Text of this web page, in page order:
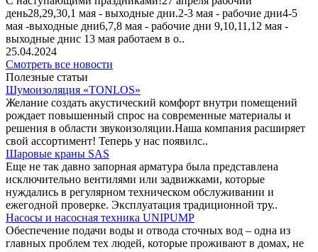
день28,29,30,1 мая - выходные дни.2-3 мая - рабочие дни4-5
мая -выходные дни6,7,8 мая - рабочие дни 9,10,11,12 мая -
выходные днис 13 мая работаем в о..
25.04.2024
Смотреть все новости
Полезные статьи
Шумоизоляция «TONLOS»
Желание создать акустический комфорт внутри помещений
рождает повышенный спрос на современные материалы и
решения в области звукоизоляции.Наша компания расширяет
свой ассортимент! Теперь у нас появилс..
Шаровые краны SAS
Еще не так давно запорная арматура была представлена
исключительно вентилями или задвижками, которые
нуждались в регулярном техническом обслуживании и
ежегодной проверке. Эксплуатация традиционной тру..
Насосы и насосная техника UNIPUMP
Обеспечение подачи воды и отвода сточных вод – одна из
главных проблем тех людей, которые проживают в домах, не